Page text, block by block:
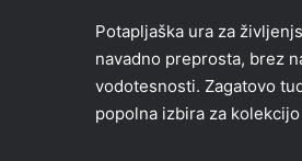
Potapljaška ura za
navadno preprosta, brez
vodotesnosti. Zagatovo
popolna izbira za